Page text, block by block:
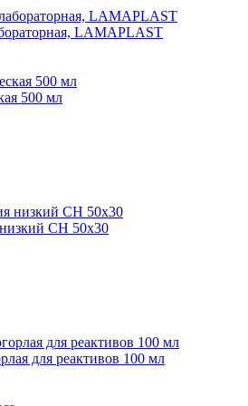
LAMAPLAST
500 мл
СН 50х30
для реактивов 100 мл